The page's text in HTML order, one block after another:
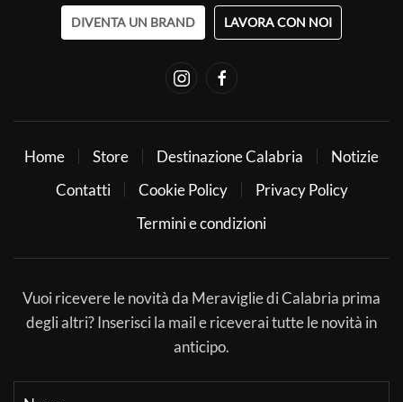
DIVENTA UN BRAND LAVORA CON NOI
Home Store Destinazione Calabria
Notizie
Contatti
Cookie Policy
Privacy Policy
Termini e condizioni
Vuoi ricevere le novità da Meraviglie di Calabria prima
degli altri? Inserisci la mail e riceverai tutte le novità in
anticipo.